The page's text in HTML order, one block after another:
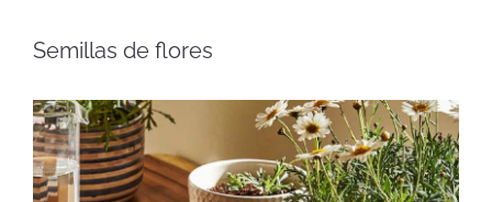
Semillas de flores